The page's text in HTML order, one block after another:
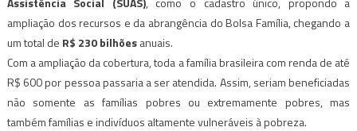
ampliação dos recursos e da abrangência do Bolsa Família, chegando a
um total de R$ 230 bilhõesanuais.
Com a ampliação da cobertura, toda a família brasileira com renda de até
R$ 600 por pessoa passaria a ser atendida. Assim, seriam beneficiadas
não somente as famílias pobres ou extremamente pobres, mas
também famílias e indivíduos altamente vulneráveis à pobreza.